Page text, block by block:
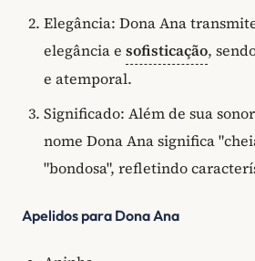
Elegância: Dona Ana
elegância e sofisticação,
e atemporal.
Significado: Além de sua
nome Dona Ana significa
"bondosa", refletindo
Apelidos para Dona Ana